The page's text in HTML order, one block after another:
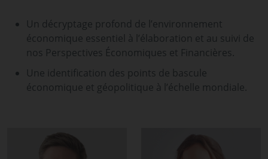
Un décryptage profond de l’environnement
économique essentiel à l’élaboration et au suivi de
nos Perspectives Économiques et Financières.
Une identification des points de bascule
économique et géopolitique à l’échelle mondiale.